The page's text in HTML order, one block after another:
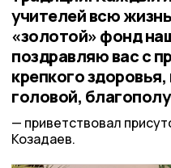
учителей всю
«золотой» фонд
поздравляю вас с
крепкого
головой,
приветствовал
Козадаев.